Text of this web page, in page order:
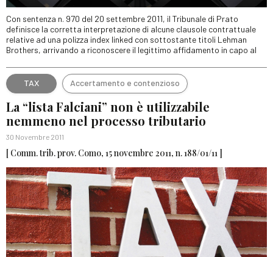
Con sentenza n. 970 del 20 settembre 2011, il Tribunale di Prato
definisce la corretta interpretazione di alcune clausole contrattuale
relative ad una polizza index linked con sottostante titoli Lehman
Brothers, arrivando a riconoscere il legittimo affidamento in capo al
TAX Accertamento e contenzioso
La “lista Falciani” non è utilizzabile
nemmeno nel processo tributario
30 Novembre 2011
[ Comm. trib. prov. Como, 15 novembre 2011, n. 188/01/11 ]